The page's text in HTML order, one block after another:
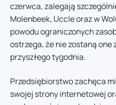
czerwca, zalegają
Molenbeek, Uccle oraz w
powodu ograniczonych
ostrzega, że nie zostaną
przyszłego tygodnia.
Przedsiębiorstwo zachęca
swojej strony internetowej